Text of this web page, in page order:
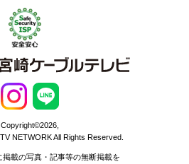
Copyright©2026,
NETWORK All Rights Reserved.
掲載の写真・記事等の無断掲載を